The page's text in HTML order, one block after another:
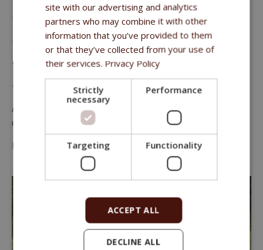
- la formation d'obéissance,
- la danse de chien et
- le groupe canin adapté aux enfants,
- la thérapie canine.
Au cours de leur vie, les chiens participent à des expositions,
des concours et des tests.
Et nous sommes très satisfaits des résultats obtenus.
site with our advertising and analytics
partners who may combine it with other
information that you’ve provided to them
or that they’ve collected from your use of
their services. Privacy Policy
Strictly
necessary
Performance
Targeting Functionality
ACCEPT ALL
DECLINE ALL